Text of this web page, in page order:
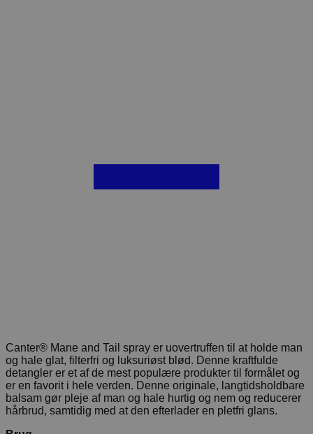
Canter® Mane and Tail spray er uovertruffen til at holde man
og hale glat, filterfri og luksuriøst blød. Denne kraftfulde
detangler er et af de mest populære produkter til formålet og
er en favorit i hele verden. Denne originale, langtidsholdbare
balsam gør pleje af man og hale hurtig og nem og reducerer
hårbrud, samtidig med at den efterlader en pletfri glans.